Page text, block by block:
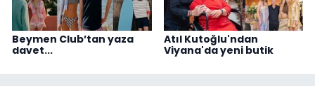
Beymen Club’tan yaza
davet...
Atıl Kutoğlu'ndan
Viyana'da yeni butik